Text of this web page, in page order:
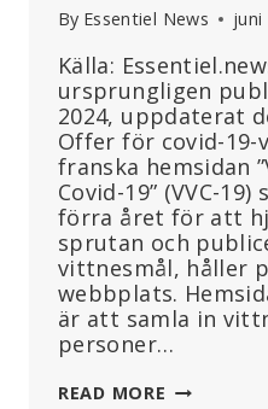
By Essentiel News juni
Källa:
ursprungligen
2024, uppdaterat
Offer för covid-19-
franska hemsidan
Covid-19” (VVC-
förra året för att
sprutan och
vittnesmål, håller
webbplats.
är att samla in
personer…
READ MORE